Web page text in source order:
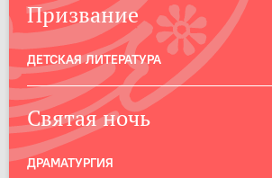
Призвание
ДЕТСКАЯ ЛИТЕРАТУРА
Святая ночь
ДРАМАТУРГИЯ